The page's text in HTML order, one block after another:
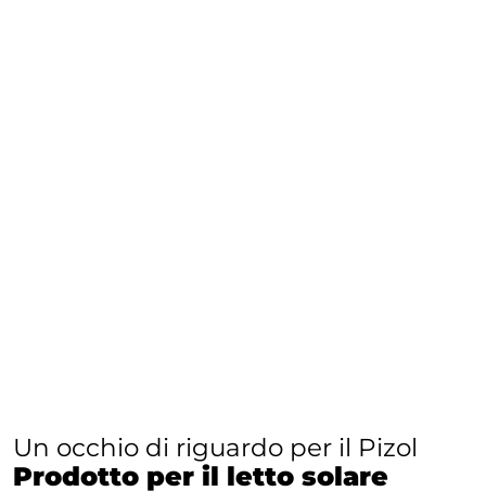
Un occhio di riguardo per il Pizol
Prodotto per il letto solare